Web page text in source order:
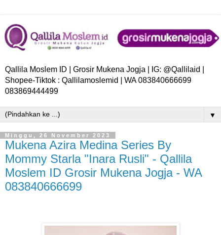
Qallila Moslem ID | Grosir Mukena Jogja | IG: @Qallilaid |
Shopee-Tiktok : Qallilamoslemid | WA 083840666699
083869444499
▼
Minggu, 26 November 2023
Mukena Azira Medina Series By
Mommy Starla "Inara Rusli" - Qallila
Moslem ID Grosir Mukena Jogja - WA
083840666699